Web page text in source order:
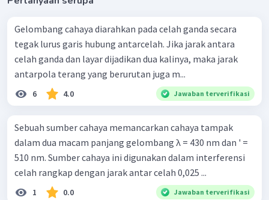
Gelombang cahaya diarahkan pada celah ganda secara
tegak lurus garis hubung antarcelah. Jika jarak antara
celah ganda dan layar dijadikan dua kalinya, maka jarak
antarpola terang yang berurutan juga m...
6 4.0 Jawaban terverifikasi
Sebuah sumber cahaya memancarkan cahaya tampak
dalam dua macam panjang gelombang λ = 430 nm dan ' =
510 nm. Sumber cahaya ini digunakan dalam interferensi
celah rangkap dengan jarak antar celah 0,025 ...
1 0.0 Jawaban terverifikasi